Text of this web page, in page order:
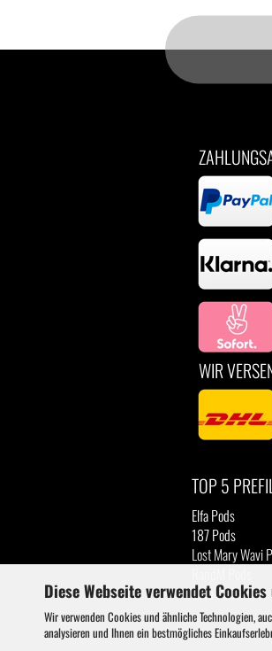
Diese Webseite verwendet
Wir verwenden Cookies und ähnliche Technologien,
analysieren und Ihnen ein bestmögliches
WIR
TOP 5
Elfa Pods
187 Pods
Lost Mary Wavi
Luva Pods